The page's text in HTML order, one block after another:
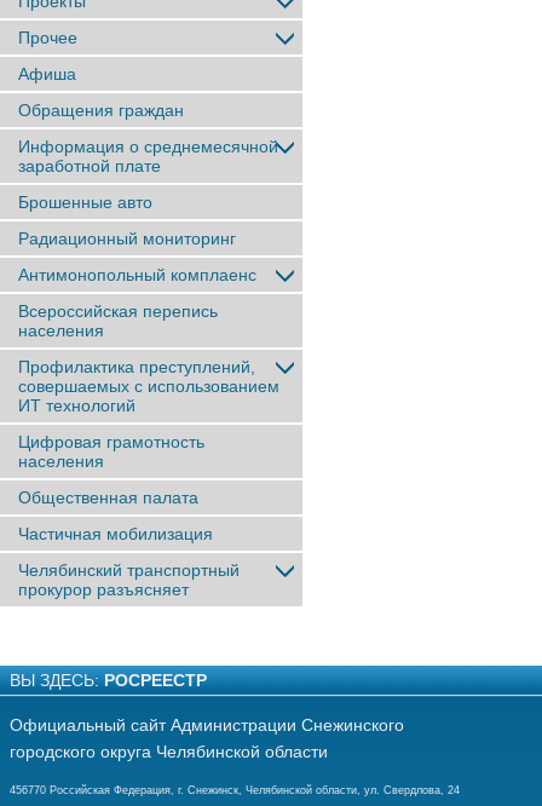
Прочее
Афиша
Обращения граждан
Информация о среднемесячной
заработной плате
Брошенные авто
Радиационный мониторинг
Антимонопольный комплаенс
Всероссийская перепись
населения
Профилактика преступлений,
совершаемых с использованием
ИТ технологий
Цифровая грамотность
населения
Общественная палата
Частичная мобилизация
Челябинский транспортный
прокурор разъясняет
ВЫ ЗДЕСЬ: РОСРЕЕСТР
Официальный сайт Администрации Снежинского
городского округа Челябинской области
456770 Российская Федерация, г. Снежинск, Челябинской области, ул. Свердлова, 24